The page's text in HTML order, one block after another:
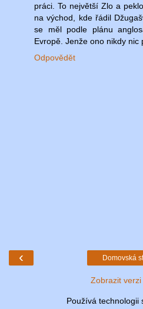
práci. To největší Zlo a
na východ, kde řádil
se měl podle plánu
Evropě. Jenže ono nikdy nic
Odpovědět
‹ Domovská
Zobrazit
Používá technologii